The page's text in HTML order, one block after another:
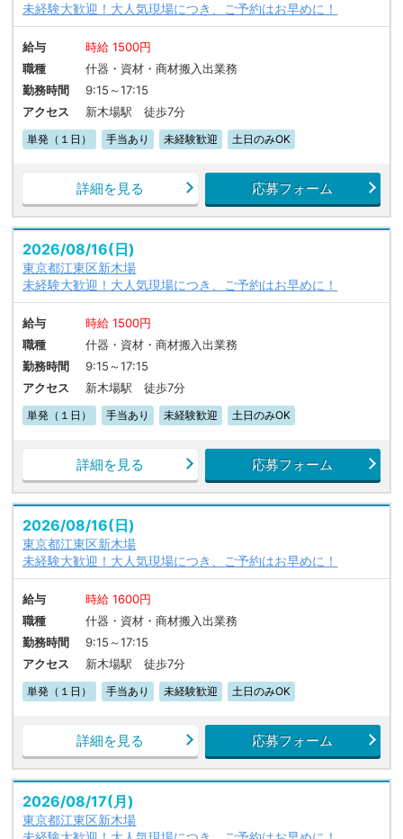
未経験大歓迎！大人気現場につき、ご予約はお早めに！
給与
時給 1500円
職種
什器・資材・商材搬入出業務
勤務時間
9:15～17:15
アクセス
新木場駅 徒歩7分
単発（１日） 手当あり 未経験歓迎 土日のみOK
詳細を見る 応募フォーム
2026/08/16(日)
東京都江東区新木場
未経験大歓迎！大人気現場につき、ご予約はお早めに！
給与
時給 1500円
職種
什器・資材・商材搬入出業務
勤務時間
9:15～17:15
アクセス
新木場駅 徒歩7分
単発（１日） 手当あり 未経験歓迎 土日のみOK
詳細を見る 応募フォーム
2026/08/16(日)
東京都江東区新木場
未経験大歓迎！大人気現場につき、ご予約はお早めに！
給与
時給 1600円
職種
什器・資材・商材搬入出業務
勤務時間
9:15～17:15
アクセス
新木場駅 徒歩7分
単発（１日） 手当あり 未経験歓迎 土日のみOK
詳細を見る 応募フォーム
2026/08/17(月)
東京都江東区新木場